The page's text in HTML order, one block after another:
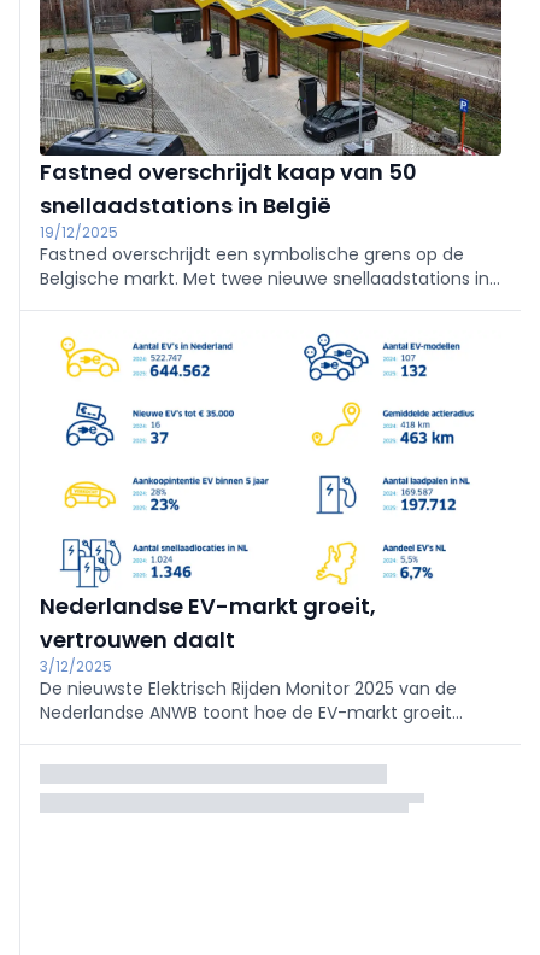
Fastned overschrijdt kaap van 50
snellaadstations in België
19/12/2025
Fastned overschrijdt een symbolische grens op de
Belgische markt. Met twee nieuwe snellaadstations in
investeringen in comfort en dienstverlening.
Nederlandse EV-markt groeit,
vertrouwen daalt
3/12/2025
De nieuwste Elektrisch Rijden Monitor 2025 van de
Nederlandse ANWB toont hoe de EV-markt groeit
sterker laadnetwerk, terwijl het
consumentenvertrouwen opvallend achteruitgaat.